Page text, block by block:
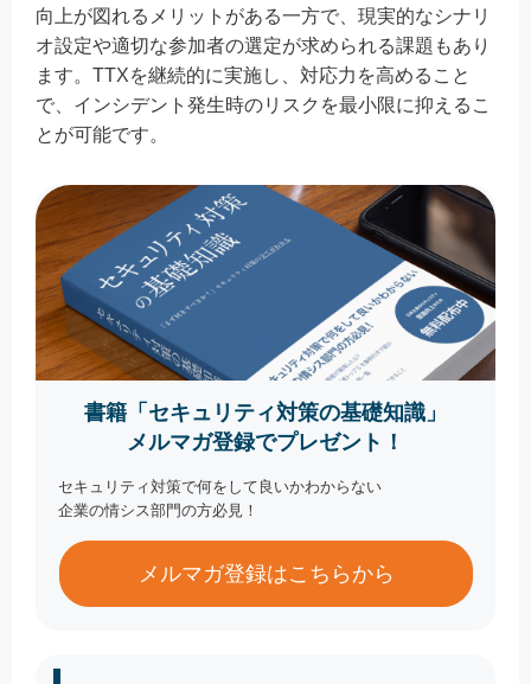
向上が図れるメリットがある一方で、現実的なシナリ
オ設定や適切な参加者の選定が求められる課題もあり
ます。TTXを継続的に実施し、対応力を高めること
で、インシデント発生時のリスクを最小限に抑えるこ
とが可能です。
書籍「セキュリティ対策の基礎知識」
メルマガ登録でプレゼント！
セキュリティ対策で何をして良いかわからない
企業の情シス部門の方必見！
メルマガ登録はこちらから